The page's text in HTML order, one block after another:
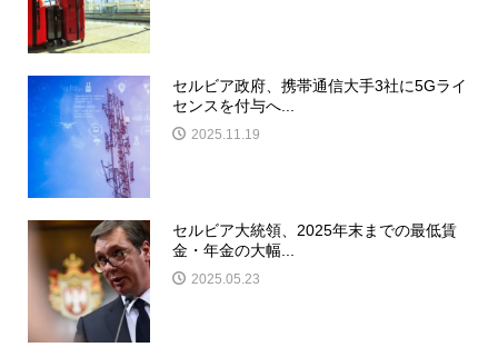
セルビア政府、携帯通信大手3社に5Gライ
センスを付与へ...
2025.11.19
セルビア大統領、2025年末までの最低賃
金・年金の大幅...
2025.05.23